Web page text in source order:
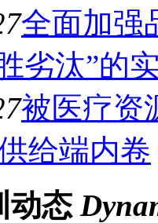
全面加强
劣汰”的
被医疗资
给端内卷
动态